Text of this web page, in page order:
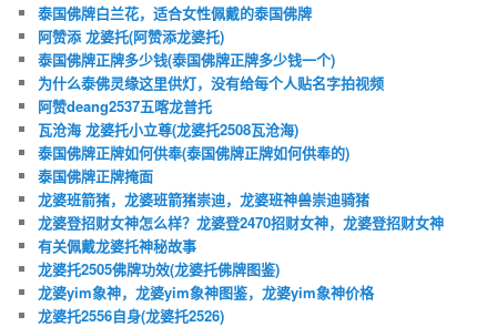
泰国佛牌白兰花，适合女性佩戴的泰国佛牌
阿赞添 龙婆托(阿赞添龙婆托)
泰国佛牌正牌多少钱(泰国佛牌正牌多少钱一个)
为什么泰佛灵‮这缘‬里供灯，没‮给有‬每个‮贴人‬名字拍视频
阿赞deang2537五喀龙普托
瓦沧海 龙婆托小立尊(龙婆托2508瓦沧海)
泰国佛牌正牌如何供奉(泰国佛牌正牌如何供奉的)
泰国佛牌正牌掩面
龙婆班箭猪，龙婆班箭猪崇迪，龙婆班神兽崇迪骑猪
龙婆登招财女神怎么样？龙婆登2470招财女神，龙婆登招财女神
有关佩戴龙婆托神秘故事
龙婆托2505佛牌功效(龙婆托佛牌图鉴)
龙婆yim象神，龙婆yim象神图鉴，龙婆yim象神价格
龙婆托2556自身(龙婆托2526)